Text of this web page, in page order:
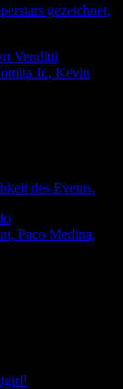
gezeichnet,
Venditti
Jr., Kevin
des Events.
Paco Medina,